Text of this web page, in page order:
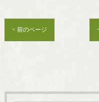
< 前のページ